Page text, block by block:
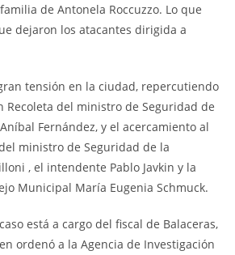
de Antonela Roccuzzo. Lo que
dejaron los atacantes dirigida a
tensión en la ciudad, repercutiendo
Recoleta del ministro de Seguridad de
Fernández, y el acercamiento al
ministro de Seguridad de la
, el intendente Pablo Javkin y la
Municipal María Eugenia Schmuck.
está a cargo del fiscal de Balaceras,
ordenó a la Agencia de Investigación